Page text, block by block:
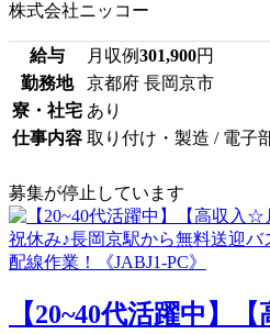
株式会社ニッコー
給与 月収例301,900円
勤務地
京都府 長岡京市
寮・社宅 あり
仕事内容 取り付け・製造 / 電子
募集が停止しています
【20~40代活躍中】